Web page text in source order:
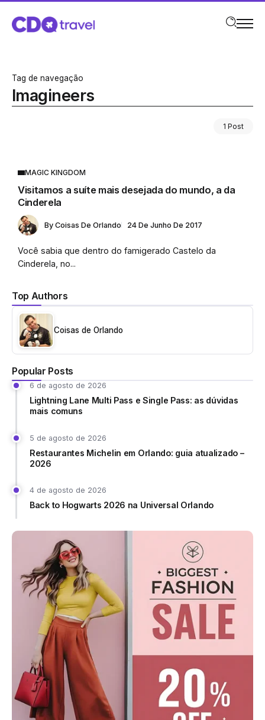
Tag de navegação
Imagineers
1 Post
Top Authors
Coisas de Orlando
Popular Posts
6 de agosto de 2026
Lightning Lane Multi Pass e Single Pass: as dúvidas
mais comuns
5 de agosto de 2026
Restaurantes Michelin em Orlando: guia atualizado –
2026
4 de agosto de 2026
Back to Hogwarts 2026 na Universal Orlando
MAGIC KINGDOM
Visitamos a suíte mais desejada do mundo, a da
Cinderela
By Coisas De Orlando 24 De Junho De 2017
Você sabia que dentro do famigerado Castelo da
Cinderela, no...